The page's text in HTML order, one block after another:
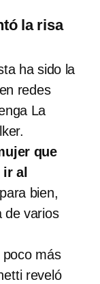
la risa
ha sido la
redes
La
que
al
bien,
de varios
más
reveló